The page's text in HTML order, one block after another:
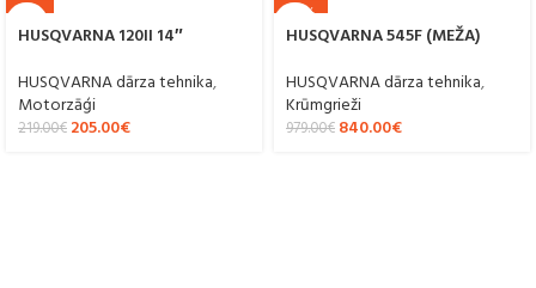
-6%
HUSQVARNA 120II 14″
HUSQVARNA dārza tehnika,
Motorzāģi
219.00€ 205.00€
-14%
HUSQVARNA 545F (MEŽA)
HUSQVARNA dārza tehnika,
Krūmgrieži
979.00€ 840.00€